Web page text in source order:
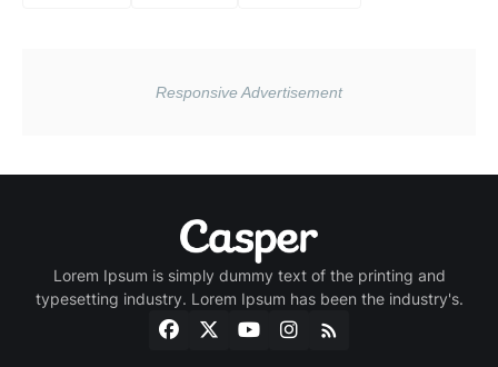
Lorem Ipsum is simply dummy text of the printing and
typesetting industry. Lorem Ipsum has been the industry's.